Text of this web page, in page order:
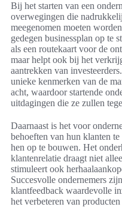
Bij het starten van een
overwegingen die
meegenomen moeten
gedegen businessplan op te
als een routekaart voor de
maar helpt ook bij het
aantrekken van
unieke kenmerken van de
acht, waardoor startende
uitdagingen die ze zullen
Daarnaast is het voor
behoeften van hun klanten
hen op te bouwen. Het
klantenrelatie draagt niet
stimuleert ook
Succesvolle ondernemers
klantfeedback waardevolle
het verbeteren van producten